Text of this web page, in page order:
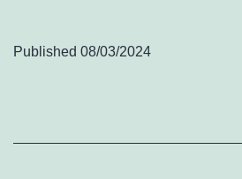
Published 08/03/2024